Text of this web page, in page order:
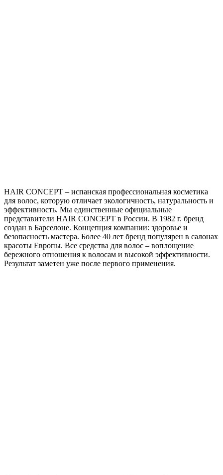
HAIR CONCEPT – испанская профессиональная косметика
для волос, которую отличает экологичность, натуральность и
эффективность. Мы единственные официальные
представители HAIR CONCEPT в России. В 1982 г. бренд
создан в Барселоне. Концепция компании: здоровье и
безопасность мастера. Более 40 лет бренд популярен в салонах
красоты Европы. Все средства для волос – воплощение
бережного отношения к волосам и высокой эффективности.
Результат заметен уже после первого применения.